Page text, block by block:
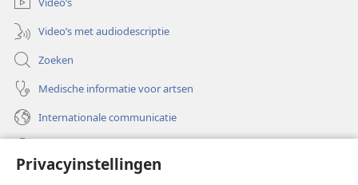
Privacyinstellingen
Video’s met audiodescriptie
Zoeken
Medische informatie voor artsen
Internationale communicatie